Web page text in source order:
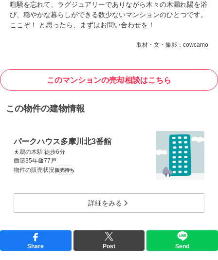
喧騒を忘れて、ラグジュアリーでありながら木々の木漏れ陽を浴
び、穏やかな暮らしができる数少ないマンションのひとつです。
ここぞ！ と思ったら、まずはお問い合わせを！
取材・文・撮影：cowcamo
このマンションの売却相談はこちら
この物件の建物情報
パークハウス多摩川北3番館
鵜の木駅 徒歩6分
築35年
77戸
物件の販売状況販売待ち
詳細をみる
Share Post Send